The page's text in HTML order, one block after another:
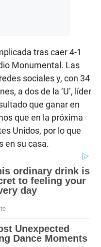
tras caer 4-1
Monumental. Las
sociales y, con 34
a dos de la ‘U’, líder
que ganar en
que en la próxima
Unidos, por lo que
en su casa.